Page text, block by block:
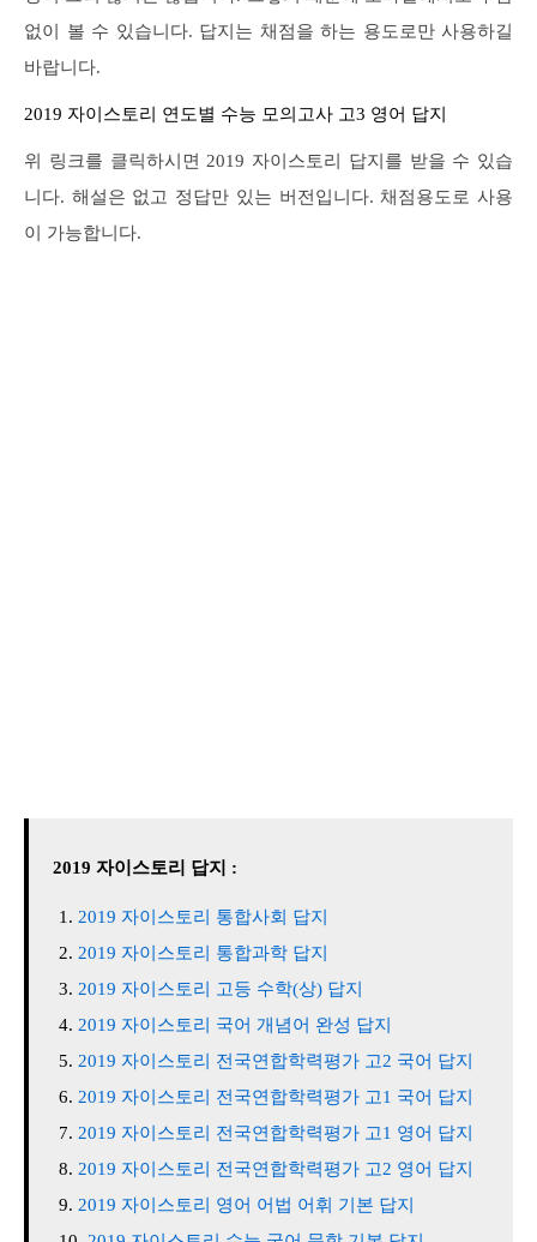
없이 볼 수 있습니다. 답지는 채점을 하는 용도로만 사용하길
바랍니다.
2019 자이스토리 연도별 수능 모의고사 고3 영어 답지
위 링크를 클릭하시면 2019 자이스토리 답지를 받을 수 있습
니다. 해설은 없고 정답만 있는 버전입니다. 채점용도로 사용
이 가능합니다.
2019 자이스토리 답지 :
2019 자이스토리 통합사회 답지
2019 자이스토리 통합과학 답지
2019 자이스토리 고등 수학(상) 답지
2019 자이스토리 국어 개념어 완성 답지
2019 자이스토리 전국연합학력평가 고2 국어 답지
2019 자이스토리 전국연합학력평가 고1 국어 답지
2019 자이스토리 전국연합학력평가 고1 영어 답지
2019 자이스토리 전국연합학력평가 고2 영어 답지
2019 자이스토리 영어 어법 어휘 기본 답지